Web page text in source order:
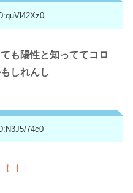
も陽性と知っててコロ
しれんし
74c0
！